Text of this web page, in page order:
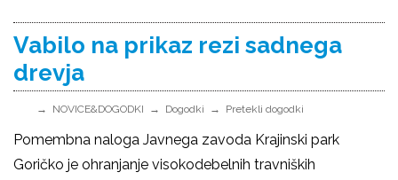
Vabilo na prikaz rezi sadnega
drevja
NOVICE&DOGODKI Dogodki Pretekli dogodki
Pomembna naloga Javnega zavoda Krajinski park
Goričko je ohranjanje visokodebelnih travniških